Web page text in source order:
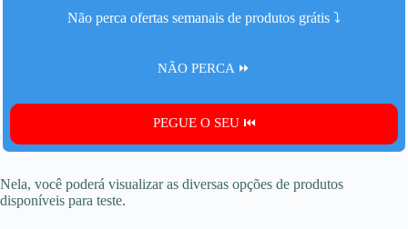
Não perca ofertas semanais de produtos grátis ⤵️
NÃO PERCA ⏩
PEGUE O SEU ⏮️
Nela, você poderá visualizar as diversas opções de produtos
disponíveis para teste.